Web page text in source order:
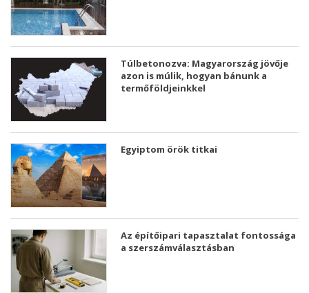
Túlbetonozva: Magyarország jövője
azon is múlik, hogyan bánunk a
termőföldjeinkkel
Egyiptom örök titkai
Az építőipari tapasztalat fontossága
a szerszámválasztásban